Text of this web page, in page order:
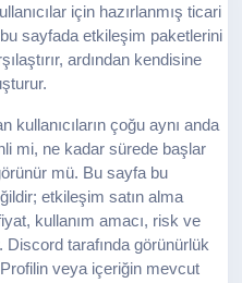
için hazırlanmış ticari
bu sayfada etkileşim paketlerini
ardından kendisine
çoğu aynı anda
mi, ne kadar sürede başlar
mü. Bu sayfa bu
etkileşim satın alma
kullanım amacı, risk ve
Discord tarafında görünürlük
veya içeriğin mevcut